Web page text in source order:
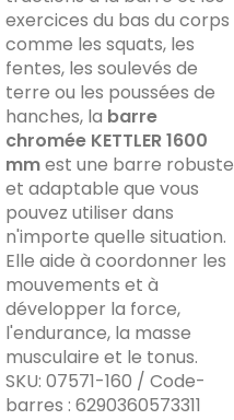
exercices du bas du corps
comme les squats, les
fentes, les soulevés de
terre ou les poussées de
hanches, la barre
chromée KETTLER 1600
mmest une barre robuste
et adaptable que vous
pouvez utiliser dans
n'importe quelle situation.
Elle aide à coordonner les
mouvements et à
développer la force,
l'endurance, la masse
musculaire et le tonus.
SKU: 07571-160 / Code-
barres : 6290360573311